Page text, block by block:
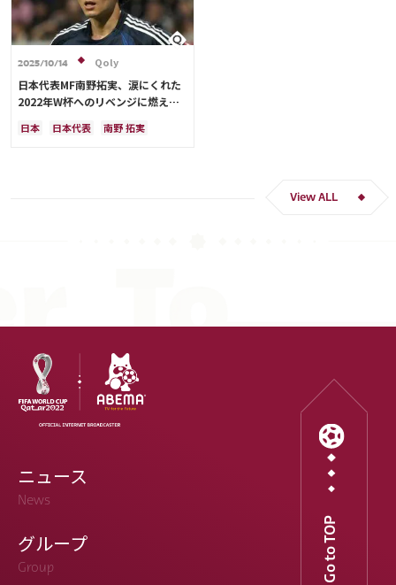
2025/10/14 Qoly
日本代表MF南野拓実、涙にくれた
2022年W杯へのリベンジに燃える
ー人生をかけた戦い」
日本 日本代表
南野 拓実
View ALL
ニュース
News
グループ
Group Go to TOP